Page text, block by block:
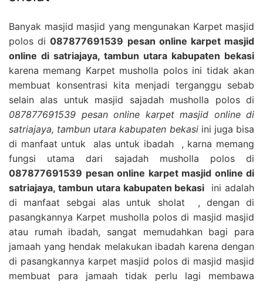
Banyak masjid masjid yang mengunakan Karpet masjid
polos di087877691539 pesan online karpet masjid
online di satriajaya, tambun utara kabupaten bekasi
karena memang Karpet musholla polos ini tidak akan
membuat konsentrasi kita menjadi terganggu sebab
selain alas untuk masjid sajadah musholla polos di
087877691539 pesan online karpet masjid online di
satriajaya, tambun utara kabupaten bekasiini juga bisa
di manfaat untuk alas untuk ibadah , karna memang
fungsi utama dari sajadah musholla polos di
087877691539 pesan online karpet masjid online di
satriajaya, tambun utara kabupaten bekasi ini adalah
di manfaat sebgai alas untuk sholat , dengan di
pasangkannya Karpet musholla polos di masjid masjid
atau rumah ibadah, sangat memudahkan bagi para
jamaah yang hendak melakukan ibadah karena dengan
di pasangkannya karpet masjid polos di masjid masjid
membuat para jamaah tidak perlu lagi membawa